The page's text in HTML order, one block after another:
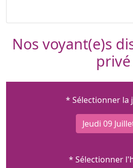
Nos voyant(e)s
privé
* Sélectionner la
Jeudi 09
* Sélectionner